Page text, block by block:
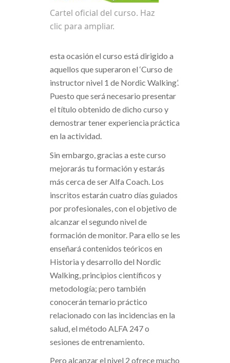
Cartel oficial del curso. Haz
clic para ampliar.
esta ocasión el curso está dirigido a
aquellos que superaron el ‘Curso de
instructor nivel 1 de Nordic Walking’.
Puesto que será necesario presentar
el título obtenido de dicho curso y
demostrar tener experiencia práctica
en la actividad.
Sin embargo, gracias a este curso
mejorarás tu formación y estarás
más cerca de ser Alfa Coach. Los
inscritos estarán cuatro días guiados
por profesionales, con el objetivo de
alcanzar el segundo nivel de
formación de monitor. Para ello se les
enseñará contenidos teóricos en
Historia y desarrollo del Nordic
Walking, principios científicos y
metodología; pero también
conocerán temario práctico
relacionado con las incidencias en la
salud, el método ALFA 247 o
sesiones de entrenamiento.
Pero alcanzar el nivel 2 ofrece mucho